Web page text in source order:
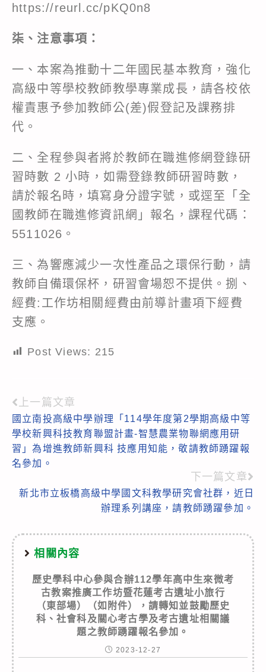
https://reurl.cc/pKQ0n8
柒、注意事項：
一、本案為推動十二年國民基本教育，強化
高級中等學校教師教學專業成長，請各校依
權責惠予參加教師公(差)假登記及課務排
代。
二、全程參與者將於教師在職進修網登錄研
習時數 2 小時，如需登錄教師研習時數，
請於報名時，填寫身分證字號，或逕至「全
國教師在職進修資訊網」報名，課程代碼：
5511026。
三、為響應減少一次性產品之環保行動，請
教師自備環保杯，研習會場恕不提供。捌、
經費:工作坊相關經費由前導計畫項下經費
支應。
Post Views: 215
Read
more
articles
上一篇文章
國立南投高級中學辦理「114學年度第2學期高級中等
學校新興科技教育聯盟計畫-智慧農業物聯網應用研
習」為增進教師新興科 技應用知能，敬請教師踴躍報
名參加。
下一篇文章
新北市立板橋高級中學國文科教學研究會社群，近日
辦理系列講座，請教師踴躍參加。
相關內容
歷史學科中心參與合辦112學年高中生來微考
古教案推廣工作坊暨花蓮考古遺址小旅行
（東部場）（如附件），請轉知並鼓勵歷史
科、社會科及關心考古學及考古遺址相關議
題之教師踴躍報名參加。
2023-12-27